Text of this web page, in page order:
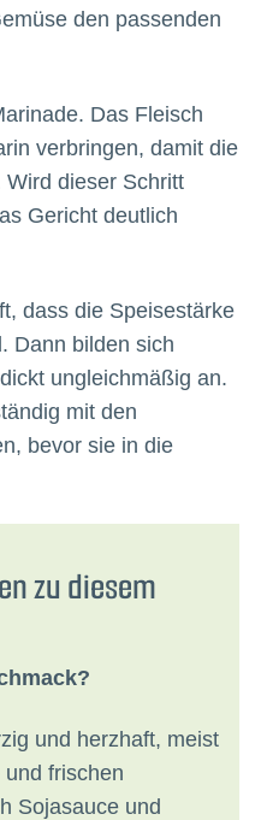
den passenden
Das Fleisch
verbringen, damit die
dieser Schritt
Gericht deutlich
dass die Speisestärke
Dann bilden sich
ungleichmäßig an.
mit den
bevor sie in die
zu diesem
und herzhaft, meist
frischen
Sojasauce und